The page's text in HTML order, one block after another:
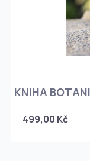
KNIHA
499,00 Kč